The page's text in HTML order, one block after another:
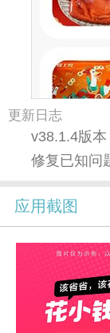
更新日志
v38.1.4版本
修复已知问
应用截图